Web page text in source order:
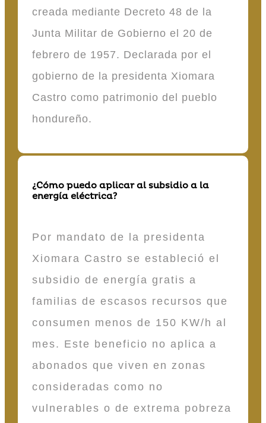
creada mediante Decreto 48 de la
Junta Militar de Gobierno el 20 de
febrero de 1957. Declarada por el
gobierno de la presidenta Xiomara
Castro como patrimonio del pueblo
hondureño.
¿Cómo puedo aplicar al subsidio a la
energía eléctrica?
Por mandato de la presidenta
Xiomara Castro se estableció el
subsidio de energía gratis a
familias de escasos recursos que
consumen menos de 150 KW/h al
mes. Este beneficio no aplica a
abonados que viven en zonas
consideradas como no
vulnerables o de extrema pobreza